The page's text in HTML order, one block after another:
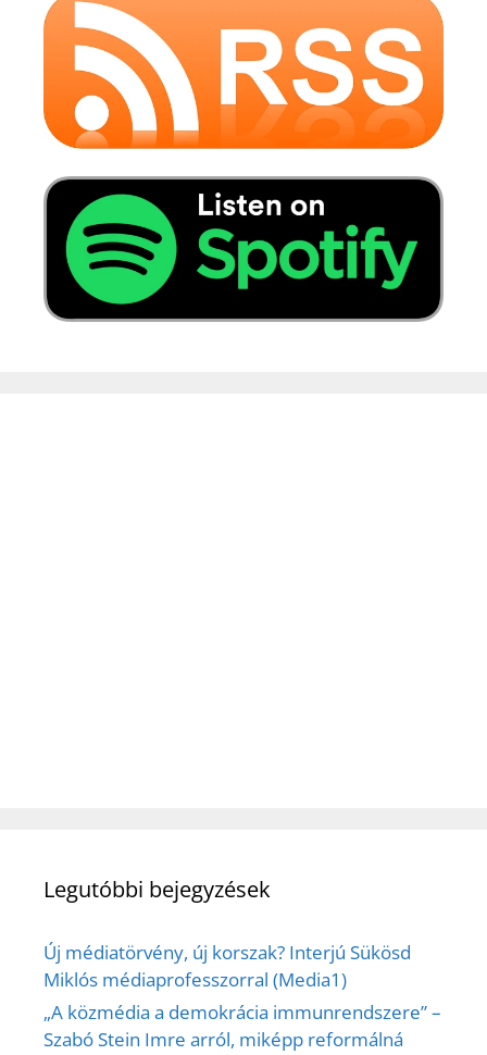
Legutóbbi bejegyzések
Új médiatörvény, új korszak? Interjú Sükösd
Miklós médiaprofesszorral (Media1)
„A közmédia a demokrácia immunrendszere” –
Szabó Stein Imre arról, miképp reformálná